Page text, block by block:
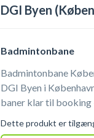
DGI Byen
Badmintonbane
Badmintonbane
DGI Byen i
baner klar til booking
København V, byder
Dette produkt er